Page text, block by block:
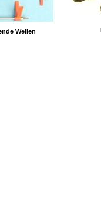
Wellen